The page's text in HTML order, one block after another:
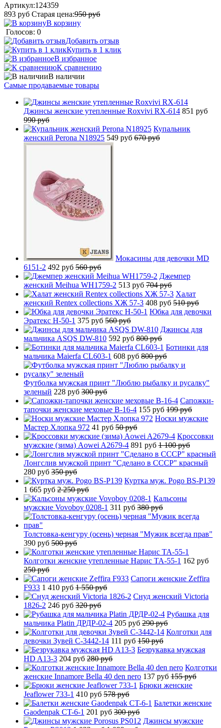
Артикул:124359
893 руб Старая цена:950руб
В корзину
Голосов: 0
Добавить отзыв
Купить в 1 клик
В избранное
К сравнению
В наличии
Самые продаваемые товары
Джинсы женские утепленные Roxvivi RX-614 851 руб
990 руб
Купальник
женский Perona N18925 549 руб 670 руб
Мокасины для девочки MD
6151-2 492 руб 560 руб
Джемпер
женский Meihua WH1759-2 513 руб 704 руб
Халат
женский Rentex collections ХЖ 57-3 408 руб 510 руб
Юбка для девочки
Эратекс H-50-1 375 руб 560 руб
Джинсы для
мальчика ASQS DW-810 592 руб 800 руб
Ботинки для
мальчика Maierfa CL603-1 608 руб 800 руб
Футболка мужская принт "Люблю рыбалку и русалку"
зеленый 228 руб 300 руб
Сапожки-
тапочки женские меховые B-16-4 155 руб 199 руб
Носки мужские
Мастер Хлопка 972 41 руб 50 руб
Кроссовки
мужские (зима) Aowei A2679-4 891 руб 1 100 руб
Лонгслив мужской принт "Сделано в СССР" красный
280 руб 350 руб
Куртка муж. Pogo BS-P139
1 665 руб 2 250 руб
Кальсоны
мужские Vovoboy 0208-1 311 руб 380 руб
Толстовка-кенгуру (осень) черная "Мужик всегда прав"
390 руб 500 руб
Колготки женские утепленные Нарис TA-55-1 162 руб
250 руб
Сапоги женские Zeffira
F933 1 410 руб 1 550 руб
Снуд женский Victoria
1826-2 246 руб 320 руб
Рубашка для
мальчика Platin ДРДР-02-4 205 руб 290 руб
Колготки для
девочки Зувей C-3442-14 111 руб 150 руб
Безрукавка мужская
HD A13-3 204 руб 280 руб
Колготки
женские Innamore Bella 40 den nero 137 руб 155 руб
Брюки женские
Jeaflower 733-1 410 руб 578 руб
Балетки женские
Gaodenpak CT-6-1 201 руб 300 руб
Джинсы мужские